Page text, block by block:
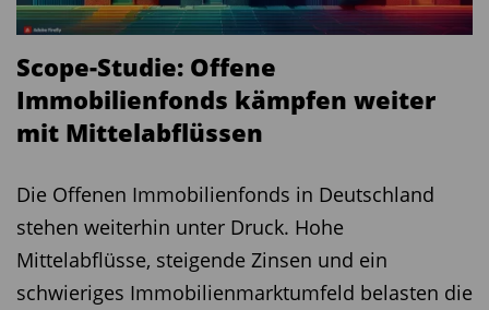
Scope-Studie: Offene
Immobilienfonds kämpfen weiter
mit Mittelabflüssen
Die Offenen Immobilienfonds in Deutschland
stehen weiterhin unter Druck. Hohe
Mittelabflüsse, steigende Zinsen und ein
schwieriges Immobilienmarktumfeld belasten die